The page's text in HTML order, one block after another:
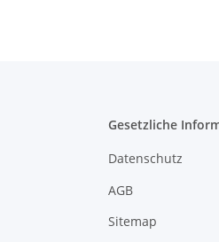
Gesetzliche
Datenschutz
AGB
Sitemap